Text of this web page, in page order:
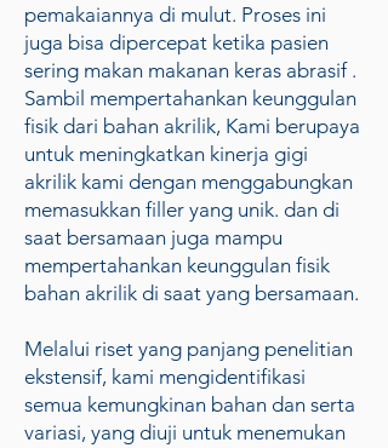
pemakaiannya di mulut. Proses ini
juga bisa dipercepat ketika pasien
sering makan makanan keras abrasif .
Sambil mempertahankan keunggulan
fisik dari bahan akrilik, Kami berupaya
untuk meningkatkan kinerja gigi
akrilik kami dengan menggabungkan
memasukkan filler yang unik. dan di
saat bersamaan juga mampu
mempertahankan keunggulan fisik
bahan akrilik di saat yang bersamaan.
Melalui riset yang panjang penelitian
ekstensif, kami mengidentifikasi
semua kemungkinan bahan dan serta
variasi, yang diuji untuk menemukan